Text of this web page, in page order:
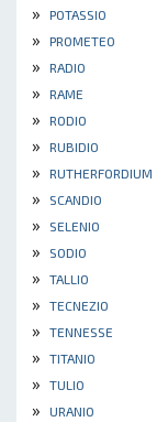
» POTASSIO
» PROMETEO
» RADIO
» RAME
» RODIO
» RUBIDIO
» RUTHERFORDIUM
» SCANDIO
» SELENIO
» SODIO
» TALLIO
» TECNEZIO
» TENNESSE
» TITANIO
» TULIO
» URANIO